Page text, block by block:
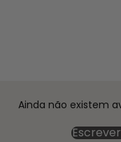
Ainda não existem